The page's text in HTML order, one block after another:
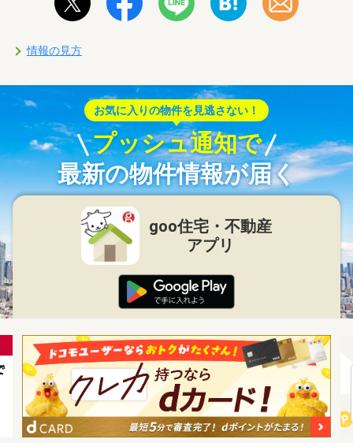
情報の見方
お気に入りの物件を見逃さない！
プッシュ通知で
最新の物件情報が届く
goo住宅・不動産
アプリ